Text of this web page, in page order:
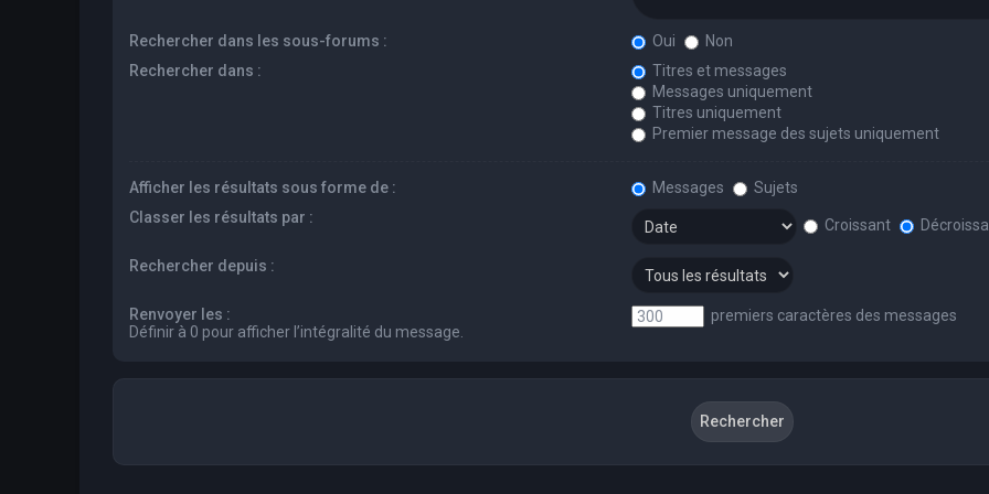
Rechercher dans les sous-forums : Oui
Non
Rechercher dans :
Titres et messages
Messages uniquement
Titres uniquement
Premier message des sujets uniquement
Afficher les résultats sous forme de : Messages
Sujets
Classer les résultats par :
Croissant
Rechercher depuis :
Renvoyer les :
Définir à 0 pour afficher l’intégralité du message.
premiers caractères des messages